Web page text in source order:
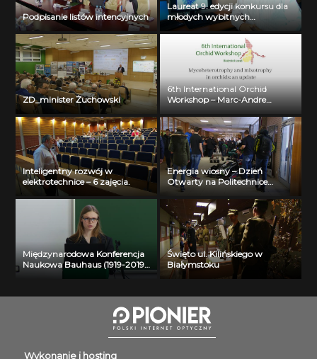
Podpisanie listów intencyjnych
Laureat 9. edycji konkursu dla
młodych wybitnych
naukowców- dr inż. Krzysztof
ZD_minister Żuchowski
6th International Orchid
Workshop – Marc-Andre
Selosse
Inteligentny rozwój w
elektrotechnice – 6 zajęcia.
Energia wiosny – Dzień
Otwarty na Politechnice
Białostockiej
Międzynarodowa Konferencja
Naukowa Bauhaus (1919-2019)
Past – Present – Future – Liva
Święto ul. Kilińskiego w
Białymstoku
Wykonanie i hosting